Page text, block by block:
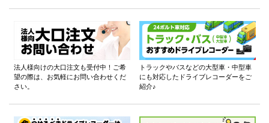
法人様向けの大口注文も受付中！ご希
望の際は、お気軽にお問い合わせくだ
さい。
トラックやバスなどの大型車・中型車
にも対応したドライブレコーダーをご
紹介♪